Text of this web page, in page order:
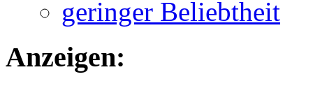
geringer Beliebtheit
Anzeigen: